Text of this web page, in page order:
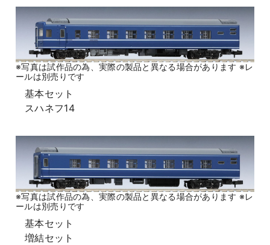
※写真は試作品の為、実際の製品と異なる場合があります ※レ
ールは別売りです
基本セット
スハネフ14
※写真は試作品の為、実際の製品と異なる場合があります ※レ
ールは別売りです
基本セット
増結セット